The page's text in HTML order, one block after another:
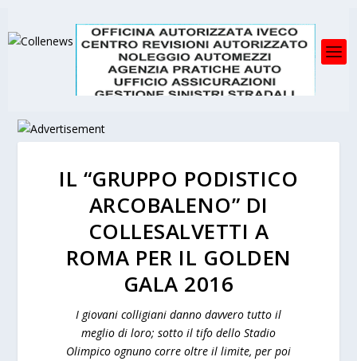
IL “GRUPPO PODISTICO
ARCOBALENO” DI
COLLESALVETTI A
ROMA PER IL GOLDEN
GALA 2016
I giovani colligiani danno davvero tutto il
meglio di loro; sotto il tifo dello Stadio
Olimpico ognuno corre oltre il limite, per poi